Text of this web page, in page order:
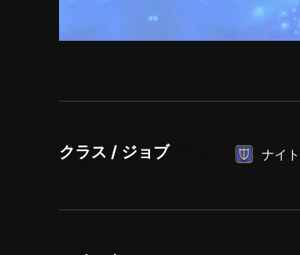
クラス / ジョブ ナイト